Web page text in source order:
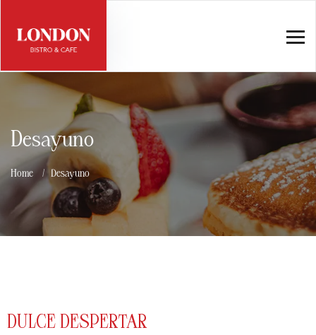
Desayuno
Home Desayuno
DULCE DESPERTAR